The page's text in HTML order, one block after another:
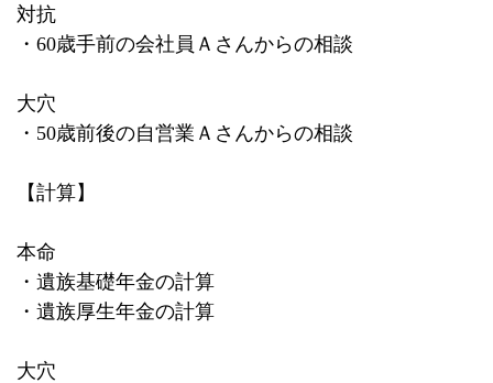
対抗
・ 60歳手前の会社員Ａさんからの相談
大穴
・ 50歳前後の自営業Ａさんからの相談
【計算】
本命
・遺族基礎年金の計算
・遺族厚生年金の計算
大穴